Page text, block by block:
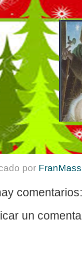
por
comentarios:
un